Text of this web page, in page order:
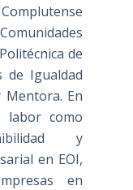
de
de Igualdad
Mentora. En
labor como
y
en EOI,
en